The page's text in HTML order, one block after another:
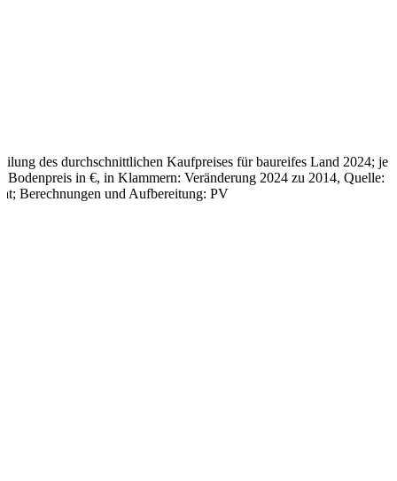
des durchschnittlichen Kaufpreises für baureifes Land 2024; je
Bodenpreis in €, in Klammern: Veränderung 2024 zu 2014, Quelle:
Berechnungen und Aufbereitung: PV
„Schalenmodell“
Die
höchsten
Kaufwerte